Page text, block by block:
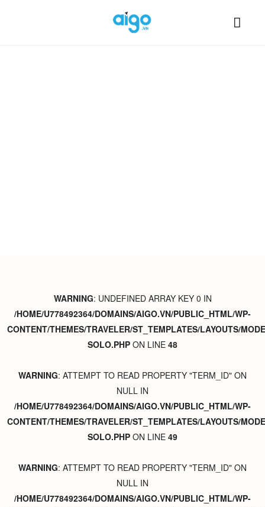
WARNING: UNDEFINED ARRAY KEY 0 IN
/HOME/U778492364/DOMAINS/AIGO.VN/PUBLIC_HTML/WP-
CONTENT/THEMES/TRAVELER/ST_TEMPLATES/LAYOUTS/
SOLO.PHP ON LINE 48
WARNING: ATTEMPT TO READ PROPERTY "TERM_ID" ON
NULL IN
/HOME/U778492364/DOMAINS/AIGO.VN/PUBLIC_HTML/WP-
CONTENT/THEMES/TRAVELER/ST_TEMPLATES/LAYOUTS/
SOLO.PHP ON LINE 49
WARNING: ATTEMPT TO READ PROPERTY "TERM_ID" ON
NULL IN
/HOME/U778492364/DOMAINS/AIGO.VN/PUBLIC_HTML/WP-